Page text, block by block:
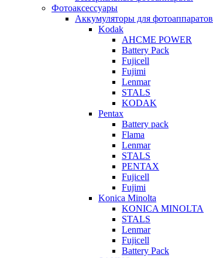
Фотоаксессуары
Аккумуляторы для фотоаппаратов
Kodak
AHCME POWER
Battery Pack
Fujicell
Fujimi
Lenmar
STALS
KODAK
Pentax
Battery pack
Flama
Lenmar
STALS
PENTAX
Fujicell
Fujimi
Konica Minolta
KONICA MINOLTA
STALS
Lenmar
Fujicell
Battery Pack